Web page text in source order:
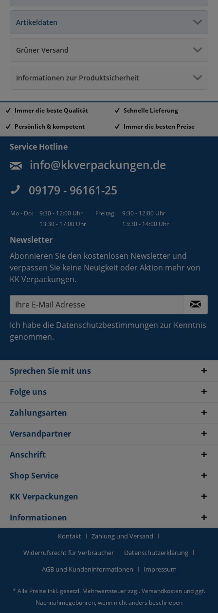
Artikeldaten
Grüner Versand
Informationen zur Produktsicherheit
Immer die beste Qualität
Schnelle Lieferung
Persönlich & kompetent
Immer die besten Preise
Service Hotline
info@kkverpackungen.de
09179 - 96161-25
Mo - Do: 9:30 - 12:00 Uhr Freitag:
9:30 - 12:00 Uhr
13:30 - 17:00 Uhr
13:30 - 14:00 Uhr
Newsletter
Abonnieren Sie den kostenlosen Newsletter und
verpassen Sie keine Neuigkeit oder Aktion mehr von
KK Verpackungen.
Ich habe die Datenschutzbestimmungen zur Kenntnis
genommen.
Sprechen Sie mit uns
Folge uns
Zahlungsarten
Versandpartner
Anschrift
Shop Service
KK Verpackungen
Informationen
Kontakt
Zahlung und Versand
Widerrufsrecht für Verbraucher
Datenschutzerklärung
AGB und Kundeninformationen
Impressum
* Alle Preise inkl. gesetzl. Mehrwertsteuer zzgl. Versandkosten und ggf.
Nachnahmegebühren, wenn nicht anders beschrieben